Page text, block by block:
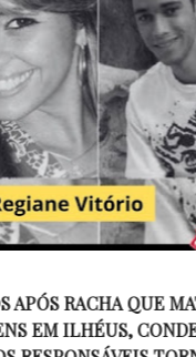
UM KIT DE
DE TRABALHO